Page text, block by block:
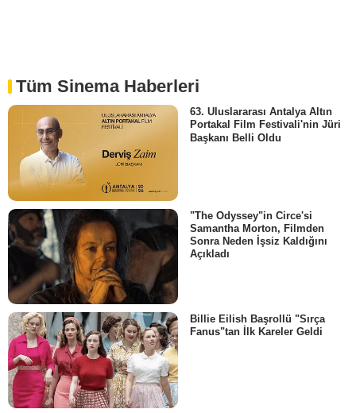
Tüm Sinema Haberleri
63. Uluslararası Antalya Altın
Portakal Film Festivali'nin Jüri
Başkanı Belli Oldu
"The Odyssey"in Circe'si
Samantha Morton, Filmden
Sonra Neden İşsiz Kaldığını
Açıkladı
Billie Eilish Başrollü "Sırça
Fanus"tan İlk Kareler Geldi